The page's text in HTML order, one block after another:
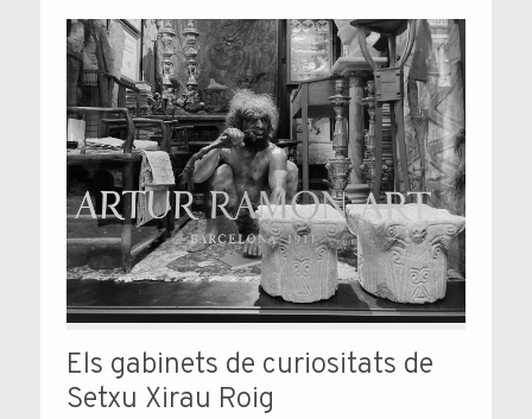
Els gabinets de curiositats de
Setxu Xirau Roig